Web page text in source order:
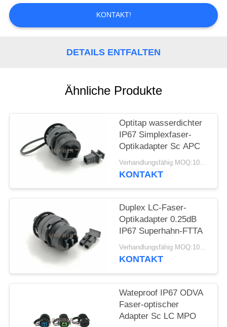
FORDERN
SIE
PRIVACY
POLICY
KONTAKT!
DETAILS ENTFALTEN
Ähnliche Produkte
Optitap wasserdichter
IP67 Simplexfaser-
Optikadapter Sc APC
Verhandlungsfähig MOQ:10pcs
KONTAKT
Duplex LC-Faser-
Optikadapter 0.25dB
IP67 Superhahn-FTTA
Verhandlungsfähig MOQ:10pcs
KONTAKT
Wateproof IP67 ODVA
Faser-optischer
Adapter Sc LC MPO